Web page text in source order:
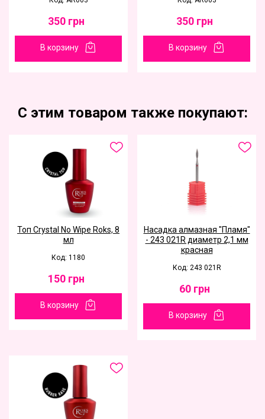
350 грн
В корзину
350 грн
В корзину
С этим товаром также покупают:
Топ Crystal No Wipe Roks, 8
мл
Код: 1180
150 грн
В корзину
Насадка алмазная "Пламя"
- 243 021R диаметр 2,1 мм
красная
Код: 243 021R
60 грн
В корзину